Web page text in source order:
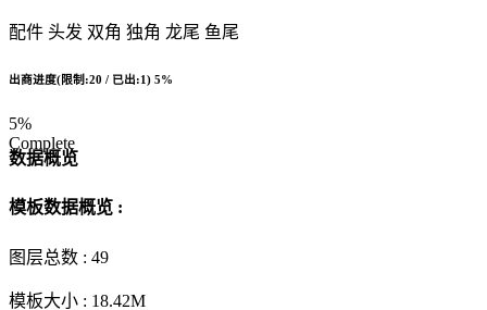
配件 头发 双角 独角 龙尾 鱼尾
出商进度(限制:20 / 已出:1) 5%
5%
Complete
数据概览
模板数据概览 :
图层总数 : 49
模板大小 : 18.42M